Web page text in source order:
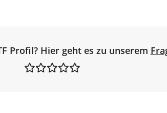
Profil? Hier geht es zu unserem